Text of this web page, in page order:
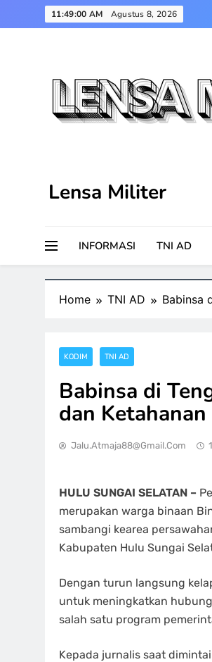
to
11:49:01 AM Agustus 8, 2026
Lensa Militer
INFORMASI TNI AD
Home TNI AD Babinsa
KODIM TNI AD
Babinsa di
dan Ketahanan
Jalu.atmaja88@gmail.com
HULU SUNGAI SELATAN –
merupakan warga binaan
sambangi kearea
Kabupaten Hulu Sungai
Dengan turun langsung
untuk meningkatkan
salah satu program
Kepada jurnalis saat